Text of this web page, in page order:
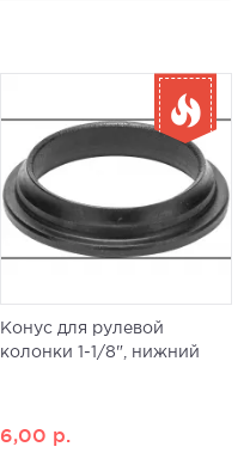
Конус для рулевой
колонки 1-1/8", нижний
6,00 р.